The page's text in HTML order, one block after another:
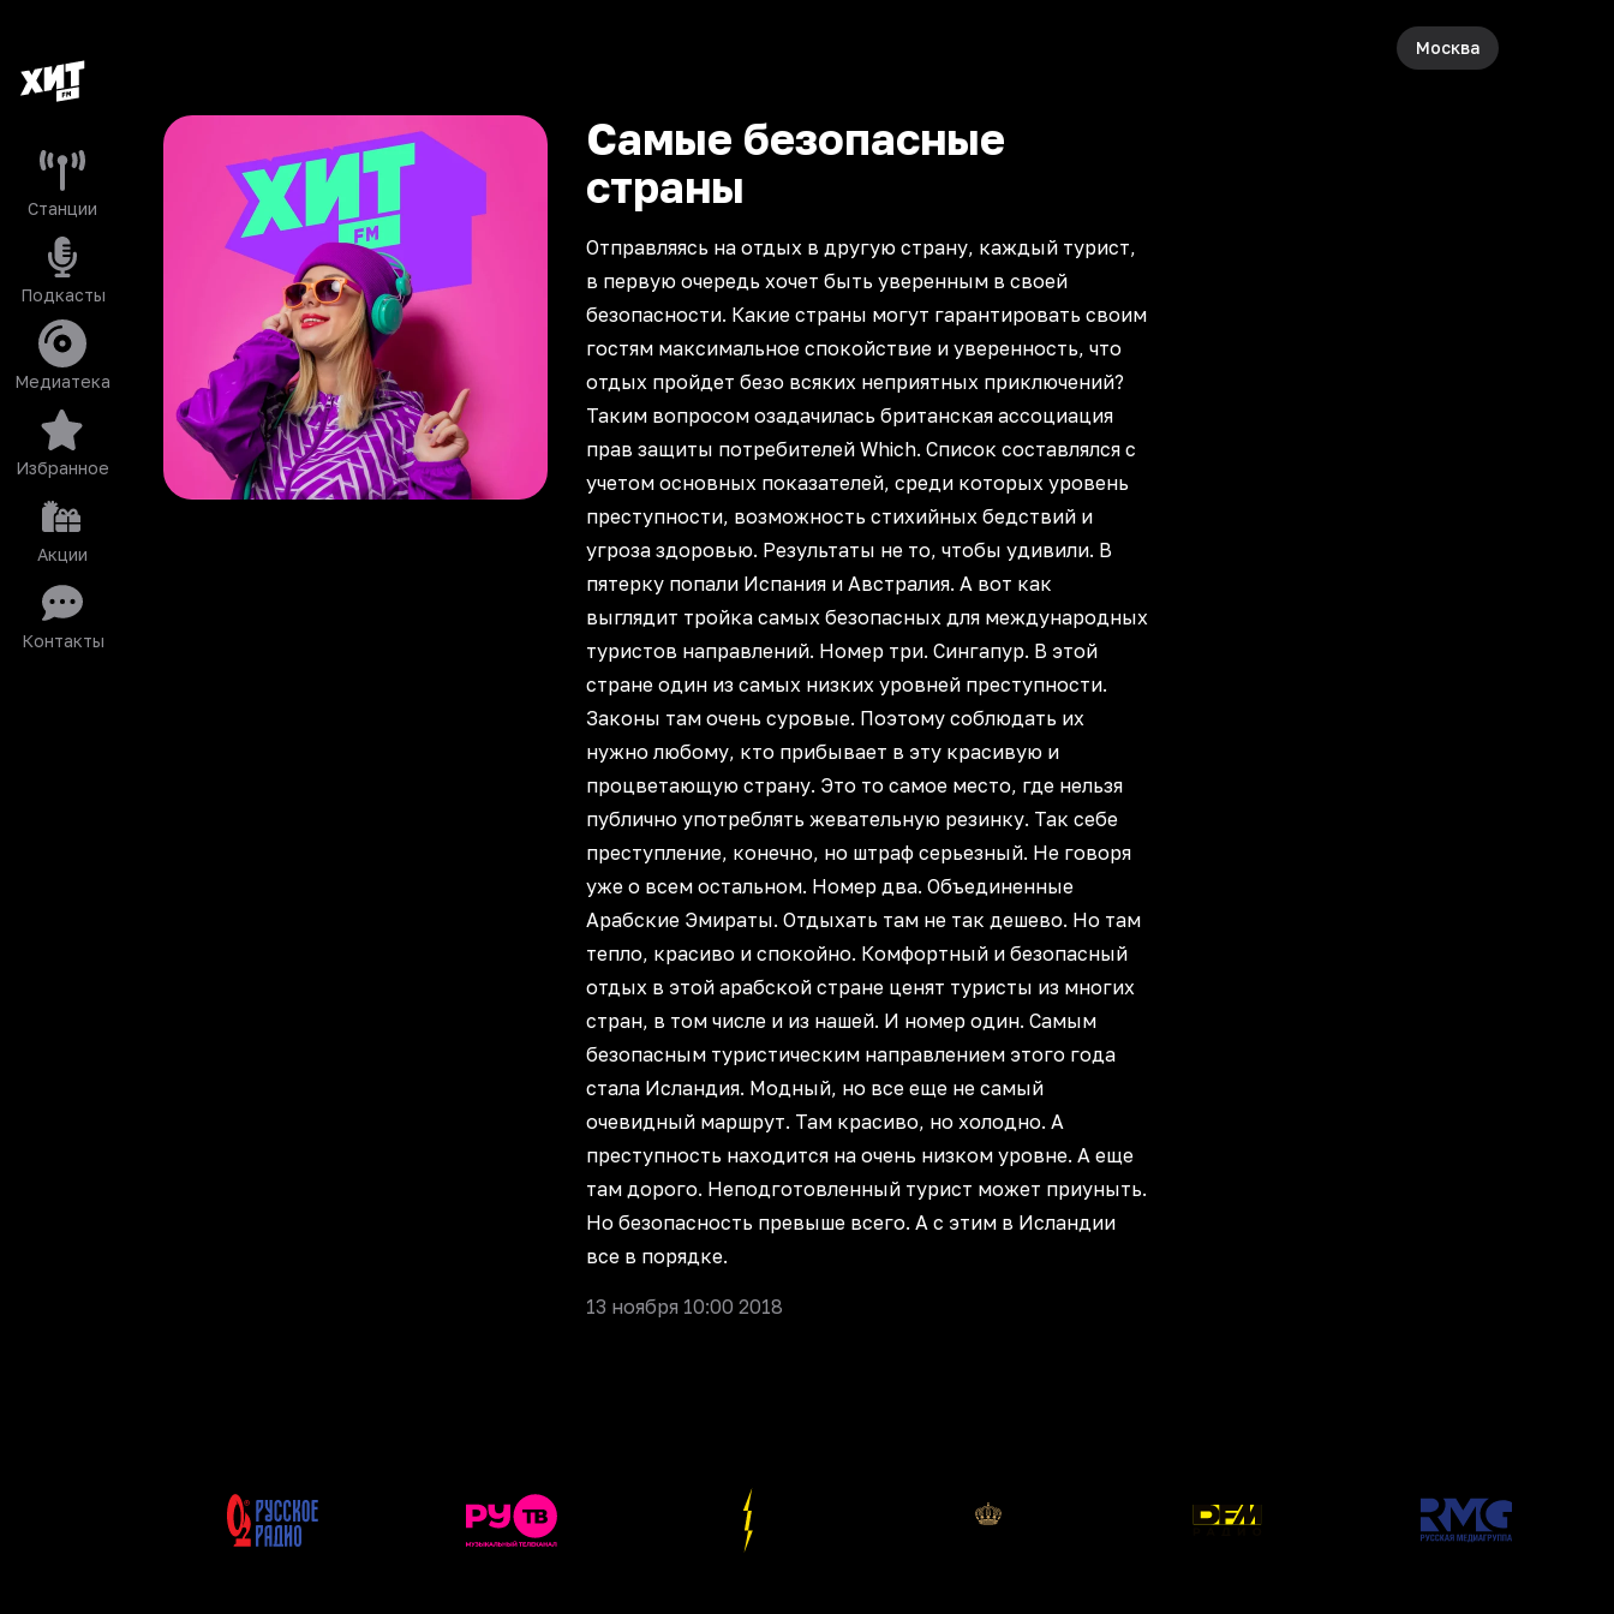
Станции
Подкасты
Медиатека
Избранное
Акции
Контакты
Москва
Самые безопасные
страны
Отправляясь на отдых в другую страну, каждый турист,
в первую очередь хочет быть уверенным в своей
безопасности. Какие страны могут гарантировать своим
гостям максимальное спокойствие и уверенность, что
отдых пройдет безо всяких неприятных приключений?
Таким вопросом озадачилась британская ассоциация
прав защиты потребителей Which. Список составлялся с
учетом основных показателей, среди которых уровень
преступности, возможность стихийных бедствий и
угроза здоровью. Результаты не то, чтобы удивили. В
пятерку попали Испания и Австралия. А вот как
выглядит тройка самых безопасных для международных
туристов направлений. Номер три. Сингапур. В этой
стране один из самых низких уровней преступности.
Законы там очень суровые. Поэтому соблюдать их
нужно любому, кто прибывает в эту красивую и
процветающую страну. Это то самое место, где нельзя
публично употреблять жевательную резинку. Так себе
преступление, конечно, но штраф серьезный. Не говоря
уже о всем остальном. Номер два. Объединенные
Арабские Эмираты. Отдыхать там не так дешево. Но там
тепло, красиво и спокойно. Комфортный и безопасный
отдых в этой арабской стране ценят туристы из многих
стран, в том числе и из нашей. И номер один. Самым
безопасным туристическим направлением этого года
стала Исландия. Модный, но все еще не самый
очевидный маршрут. Там красиво, но холодно. А
преступность находится на очень низком уровне. А еще
там дорого. Неподготовленный турист может приуныть.
Но безопасность превыше всего. А с этим в Исландии
все в порядке.
13 ноября 10:00 2018